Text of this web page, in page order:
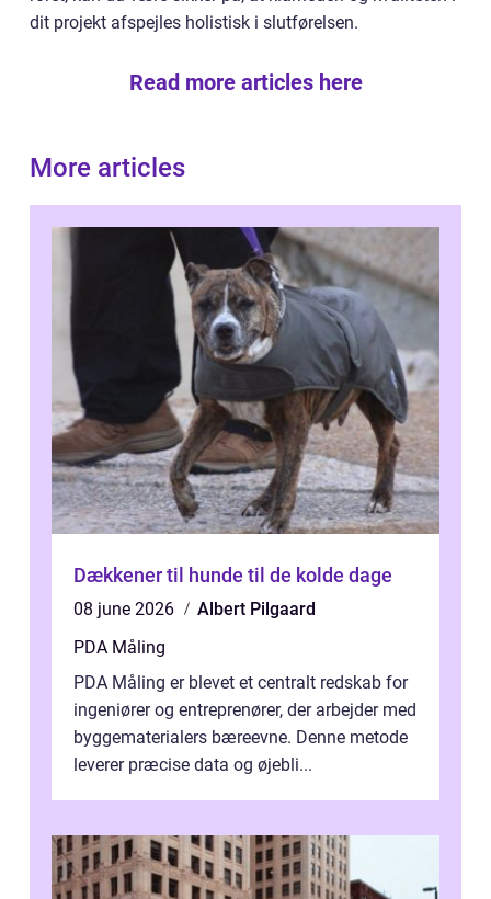
dit projekt afspejles holistisk i slutførelsen.
Read more articles here
More articles
Dækkener til hunde til de kolde dage
08 june 2026
Albert Pilgaard
PDA Måling
PDA Måling er blevet et centralt redskab for
ingeniører og entreprenører, der arbejder med
byggematerialers bæreevne. Denne metode
leverer præcise data og øjebli...